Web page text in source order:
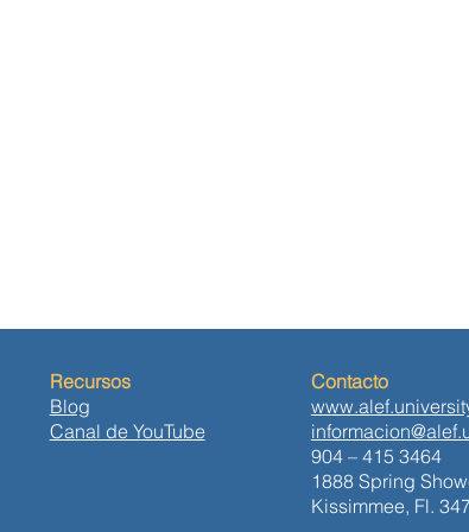
Recursos
Blog
Canal de YouTube
Contacto
904 – 415 3464
1888 Spring
Kissimmee, Fl.